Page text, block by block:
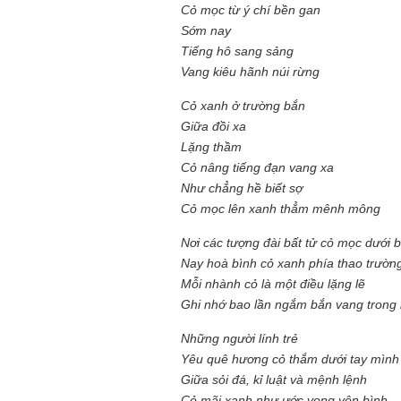
Cỏ mọc từ ý chí bền gan
Sớm nay
Tiếng hô sang sảng
Vang kiêu hãnh núi rừng
Cỏ xanh ở trường bắn
Giữa đồi xa
Lặng thầm
Cỏ nâng tiếng đạn vang xa
Như chẳng hề biết sợ
Cỏ mọc lên xanh thẳm mênh mông
Nơi các tượng đài bất tử cỏ mọc dưới
Nay hoà bình cỏ xanh phía thao
Mỗi nhành cỏ là một điều lặng lẽ
Ghi nhớ bao lần ngắm bắn vang trong
Những người lính trẻ
Yêu quê hương cỏ thắm dưới tay mình
Giữa sỏi đá, kỉ luật và mệnh lệnh
NHỮNG
NGƯỜI
NHỮNG
CHUYỆN
Tôi từng hình dung
công việc của sự hư
hành trình phác dựng
do tạo hình mọi thứ
(TRẦN THỊ TÚ NGỌC)